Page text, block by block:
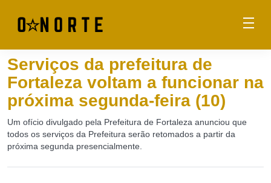
Serviços da prefeitura de
Fortaleza voltam a funcionar na
próxima segunda-feira (10)
Um ofício divulgado pela Prefeitura de Fortaleza anunciou que
todos os serviços da Prefeitura serão retomados a partir da
próxima segunda presencialmente.